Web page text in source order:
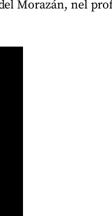
Morazán, nel